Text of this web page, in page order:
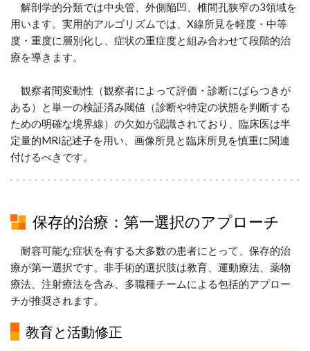
解剖学的分類では中央管、外側陥凹、椎間孔狭窄の3領域を
用います。実用的アルゴリズムでは、X線所見を軽度・中等
度・重度に層別化し、症状の重症度と組み合わせて段階的治
療を導きます。
観察者間変動性（観察者によって評価・診断にばらつきが
ある）と単一の検証済み閾値（診断や特定の状態を判断する
ための明確な境界線）の欠如が認識されており、臨床医は半
定量的MRI記述子を用い、画像所見と臨床所見を慎重に関連
付けるべきです。
保存的治療：第一選択のアプローチ
耐容可能な症状を有する大多数の患者にとって、保存的治
療が第一選択です。非手術的選択肢は教育、運動療法、薬物
療法、注射療法を含み、多職種チームによる包括的アプロー
チが推奨されます。
教育と活動修正